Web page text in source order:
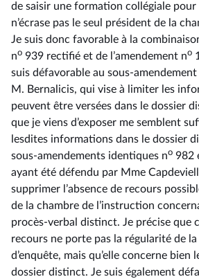
de saisir une formation collégiale pour
n’écrase pas le seul président de la
Je suis donc favorable à la
no 939 rectifié et de l’amendement no
suis défavorable au sous-amendement
M. Bernalicis, qui vise à limiter les
peuvent être versées dans le dossier
que je viens d’exposer me semblent
lesdites informations dans le dossier
sous-amendements identiques no 982
ayant été défendu par Mme
supprimer l’absence de recours
de la chambre de l’instruction
procès-verbal distinct. Je précise que
recours ne porte pas la régularité de
d’enquête, mais qu’elle concerne bien
dossier distinct. Je suis également